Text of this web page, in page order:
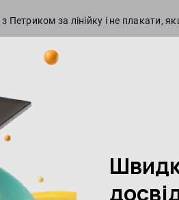
за лінійку і не плакати,
(блискавки та шнурки — це
що їй треба в туалет або вона щось
не 31 серпня.